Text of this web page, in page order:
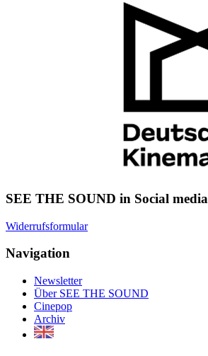
SEE THE SOUND in Social media
Widerrufsformular
Navigation
Newsletter
Über SEE THE SOUND
Cinepop
Archiv